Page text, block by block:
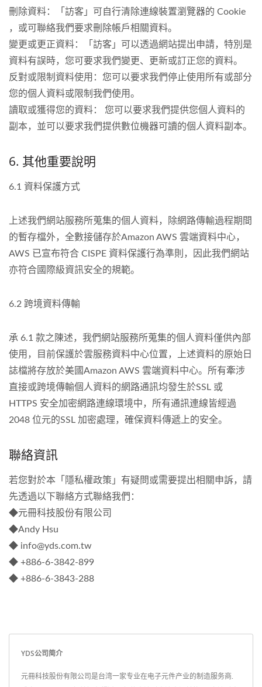
刪除資料：「訪客」可自行清除連線裝置瀏覽器的 Cookie
，或可聯絡我們要求刪除帳戶相關資料。
變更或更正資料：「訪客」可以透過網站提出申請，特別是
資料有誤時，您可要求我們變更、更新或訂正您的資料。
反對或限制資料使用：您可以要求我們停止使用所有或部分
您的個人資料或限制我們使用。
讀取或獲得您的資料： 您可以要求我們提供您個人資料的
副本，並可以要求我們提供數位機器可讀的個人資料副本。
6. 其他重要說明
6.1 資料保護方式
上述我們網站服務所蒐集的個人資料，除網路傳輸過程期間
的暫存檔外，全數接儲存於Amazon AWS 雲端資料中心，
AWS 已宣布符合 CISPE 資料保護行為準則，因此我們網站
亦符合國際級資訊安全的規範。
6.2 跨境資料傳輸
承 6.1 款之陳述，我們網站服務所蒐集的個人資料僅供內部
使用，目前保護於雲服務資料中心位置，上述資料的原始日
誌檔將存放於美國Amazon AWS 雲端資料中心。所有牽涉
直接或跨境傳輸個人資料的網路通訊均發生於SSL 或
HTTPS 安全加密網路連線環境中，所有通訊連線皆經過
2048 位元的SSL 加密處理，確保資料傳遞上的安全。
聯絡資訊
若您對於本「隱私權政策」有疑問或需要提出相關申訴，請
先透過以下聯絡方式聯絡我們：
◆元冊科技股份有限公司
◆Andy Hsu
◆ info@yds.com.tw
◆ +886-6-3842-899
◆ +886-6-3843-288
YDS公司简介
元冊科技股份有限公司是台湾一家专业在电子元件产业的制造服务商.